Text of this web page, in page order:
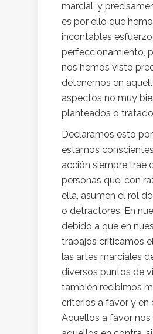
marcial, y
es por ello que
incontables
perfeccionamiento,
nos hemos visto
detenernos en
aspectos no muy
planteados o
Declaramos esto
estamos
acción siempre trae
personas que, con
ella, asumen el rol
o detractores. En
debido a que en
trabajos criticamos
las artes marciales
diversos puntos de
también recibimos
criterios a favor y en
Aquellos a favor nos